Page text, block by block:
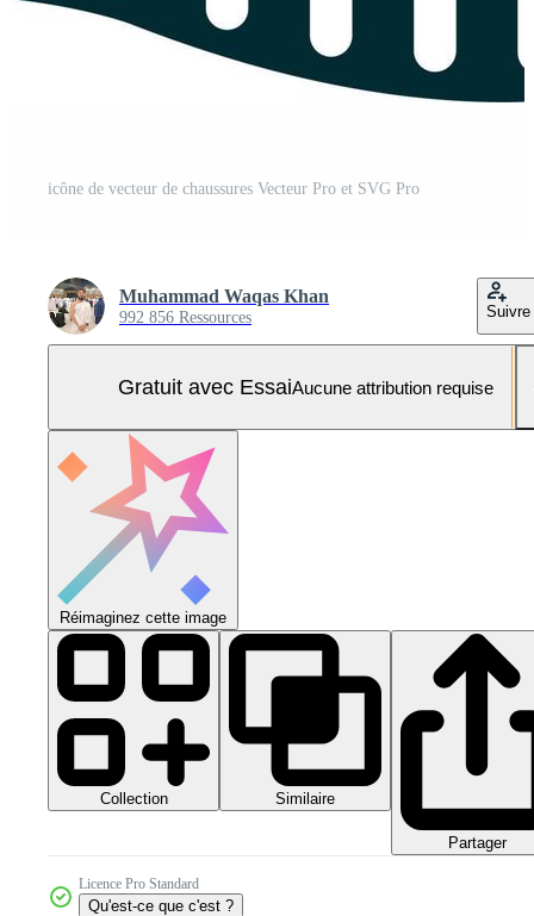
icône de vecteur de chaussures Vecteur Pro et SVG Pro
Muhammad Waqas Khan
992 856 Ressources Suivre
Gratuit avec EssaiAucune attribution requise
Réimaginez cette image
Collection Similaire
Partager
Licence Pro Standard
Qu'est-ce que c'est ?